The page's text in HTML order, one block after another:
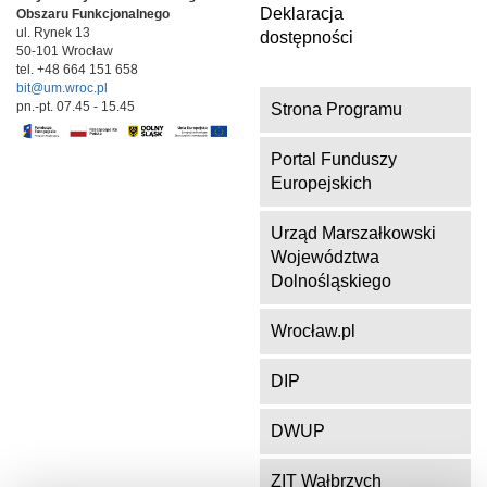
Obszaru Funkcjonalnego
ul. Rynek 13
50-101 Wrocław
tel. +48 664 151 658
bit@um.wroc.pl
pn.-pt. 07.45 - 15.45
Deklaracja
dostępności
Strona Programu
Portal Funduszy
Europejskich
Urząd Marszałkowski
Województwa
Dolnośląskiego
Wrocław.pl
DIP
DWUP
ZIT Wałbrzych